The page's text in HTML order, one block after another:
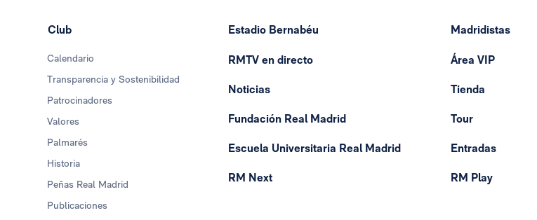
Club
Calendario
Transparencia y Sostenibilidad
Patrocinadores
Valores
Palmarés
Historia
Peñas Real Madrid
Publicaciones
Estadio Bernabéu
RMTV en directo
Noticias
Fundación Real Madrid
Escuela Universitaria Real Madrid
RM Next
Madridistas
Área VIP
Tienda
Tour
Entradas
RM Play